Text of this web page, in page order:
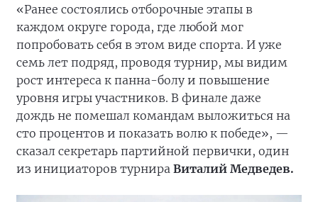
«Ранее состоялись отборочные этапы в
каждом округе города, где любой мог
попробовать себя в этом виде спорта. И уже
семь лет подряд, проводя турнир, мы видим
рост интереса к панна-болу и повышение
уровня игры участников. В финале даже
дождь не помешал командам выложиться на
сто процентов и показать волю к победе», —
сказал секретарь партийной первички, один
из инициаторов турнира Виталий Медведев.